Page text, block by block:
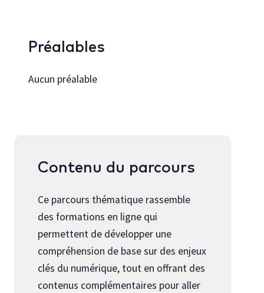
Préalables
Aucun préalable
Contenu du parcours
Ce parcours thématique rassemble
des formations en ligne qui
permettent de développer une
compréhension de base sur des enjeux
clés du numérique, tout en offrant des
contenus complémentaires pour aller